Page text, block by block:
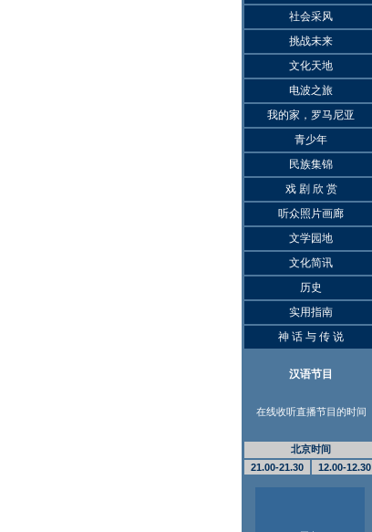
社会采风
挑战未来
文化天地
电波之旅
我的家，罗马尼亚
青少年
民族集锦
戏 剧 欣 赏
听众照片画廊
文学园地
文化简讯
历史
实用指南
神 话 与 传 说
汉语节目
在线收听直播节目的时间
北京时间
21.00-21.30
12.00-12.30